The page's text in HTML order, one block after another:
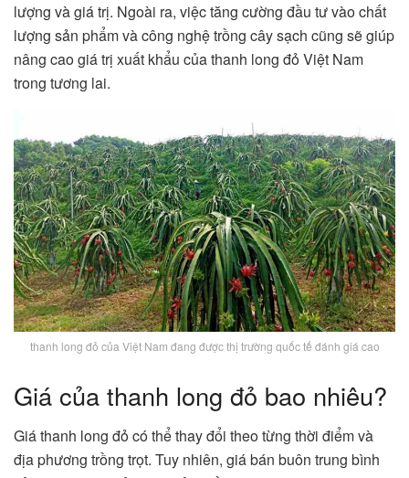
lượng và giá trị. Ngoài ra, việc tăng cường đầu tư vào chất
lượng sản phẩm và công nghệ trồng cây sạch cũng sẽ giúp
nâng cao giá trị xuất khẩu của thanh long đỏ Việt Nam
trong tương lai.
thanh long đỏ của Việt Nam đang được thị trường quốc tế đánh giá cao
Giá của thanh long đỏ bao nhiêu?
Giá thanh long đỏ có thể thay đổi theo từng thời điểm và
địa phương trồng trọt. Tuy nhiên, giá bán buôn trung bình